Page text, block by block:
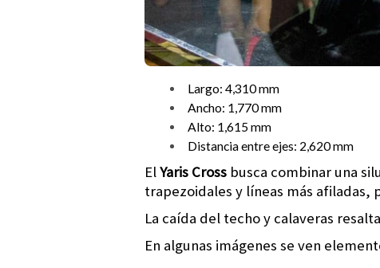
Largo: 4,310 mm
Ancho: 1,770 mm
Alto: 1,615 mm
Distancia entre ejes: 2,620 mm
ElYaris Cross busca combinar una
trapezoidales y líneas más afiladas,
La caída del techo y calaveras
En algunas imágenes se ven